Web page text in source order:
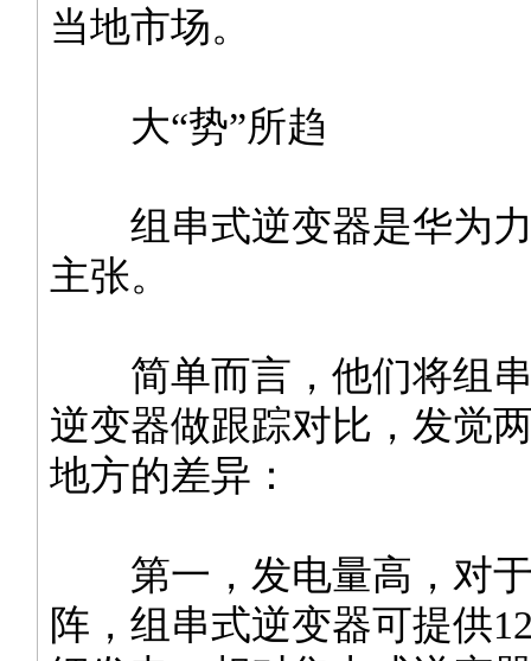
当地市场。
大“势”所趋
组串式逆变器是华为力
主张。
简单而言，他们将组串
逆变器做跟踪对比，发觉
地方的差异：
第一，发电量高，对于
阵，组串式逆变器可提供